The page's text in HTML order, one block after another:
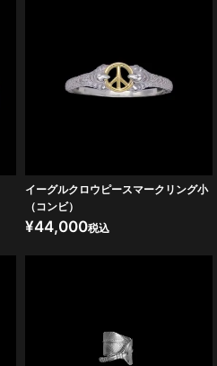
イーグルクロウピースマークリング小
（コンビ）
¥44,000税込